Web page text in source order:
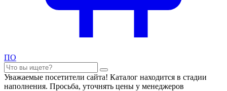
ПО
Уважаемые посетители сайта! Каталог находится в стадии
наполнения. Просьба, уточнять цены у менеджеров